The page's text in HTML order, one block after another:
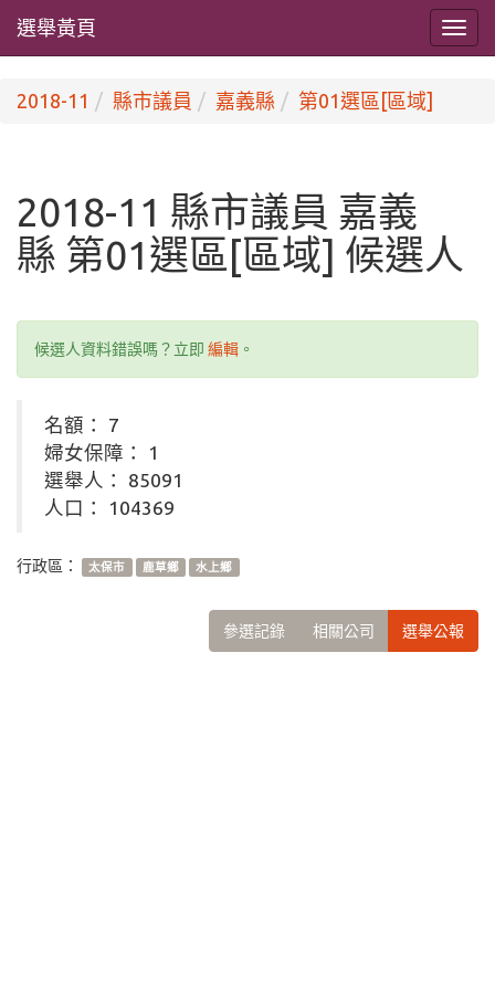
選舉黃頁
2018-11 縣市議員 嘉義縣 第01選區[區域]
2018-11 縣市議員 嘉義
縣 第01選區[區域] 候選人
候選人資料錯誤嗎？立即 編輯 。
名額： 7
婦女保障： 1
選舉人： 85091
人口： 104369
行政區： 太保市 鹿草鄉 水上鄉
參選記錄 相關公司 選舉公報